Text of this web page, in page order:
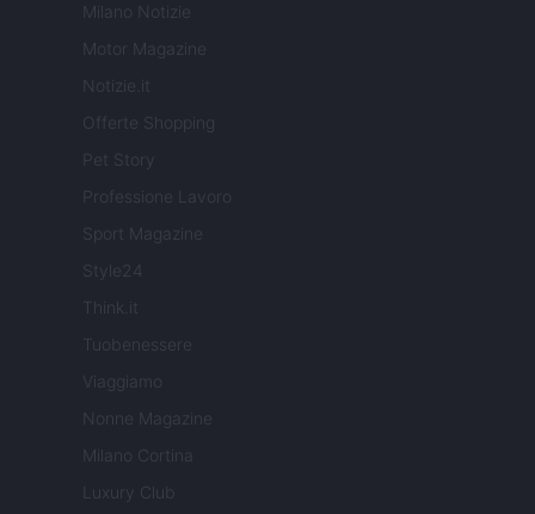
Milano Notizie
Motor Magazine
Notizie.it
Offerte Shopping
Pet Story
Professione Lavoro
Sport Magazine
Style24
Think.it
Tuobenessere
Viaggiamo
Nonne Magazine
Milano Cortina
Luxury Club